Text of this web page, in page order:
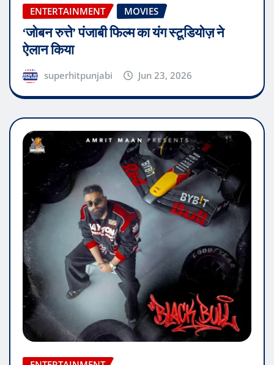
ENTERTAINMENT MOVIES
‘जोबन रुत्ते’ पंजाबी फिल्म का यंग स्टूडियोज़ ने
ऐलान किया
superhitpunjabi Jun 23, 2026